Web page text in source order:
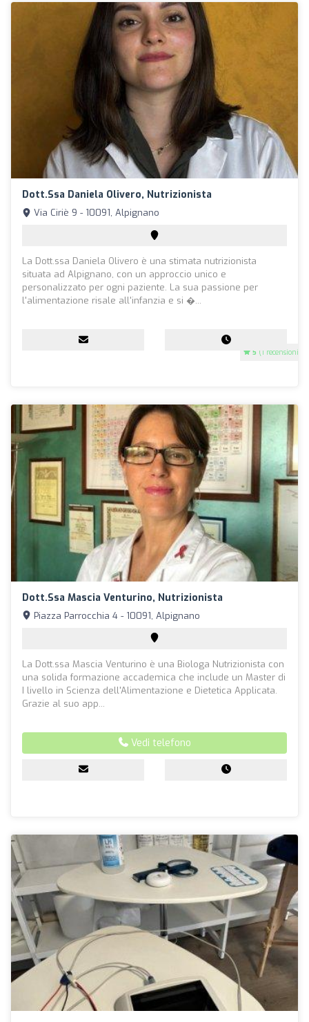
Dott.ssa Daniela Olivero, Nutrizionista
5 (1 recensioni)
Via Ciriè 9 - 10091, Alpignano
La Dott.ssa Daniela Olivero è una stimata nutrizionista
situata ad Alpignano, con un approccio unico e
personalizzato per ogni paziente. La sua passione per
l'alimentazione risale all'infanzia e si �...
Dott.ssa Mascia Venturino, Nutrizionista
Piazza Parrocchia 4 - 10091, Alpignano
La Dott.ssa Mascia Venturino è una Biologa Nutrizionista con
una solida formazione accademica che include un Master di
I livello in Scienza dell'Alimentazione e Dietetica Applicata.
Grazie al suo app...
Vedi telefono